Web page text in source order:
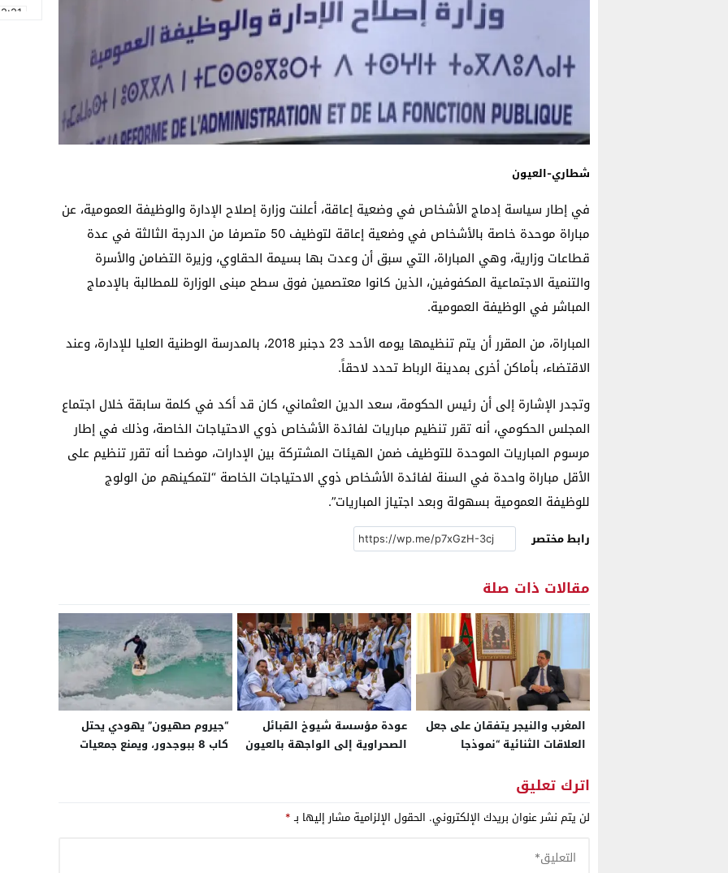
شطاري-العيون
في إطار سياسة إدماج الأشخاص في وضعية إعاقة، أعلنت وزارة إصلاح الإدارة والوظيفة العمومية، عن
مباراة موحدة خاصة بالأشخاص في وضعية إعاقة لتوظيف 50 متصرفا من الدرجة الثالثة في عدة
قطاعات وزارية، وهي المباراة، التي سبق أن وعدت بها بسيمة الحقاوي، وزيرة التضامن والأسرة
والتنمية الاجتماعية المكفوفين، الذين كانوا معتصمين فوق سطح مبنى الوزارة للمطالبة بالإدماج
المباشر في الوظيفة العمومية.
المباراة، من المقرر أن يتم تنظيمها يومه الأحد 23 دجنبر 2018، بالمدرسة الوطنية العليا للإدارة، وعند
الاقتضاء، بأماكن أخرى بمدينة الرباط تحدد لاحقاً.
وتجدر الإشارة إلى أن رئيس الحكومة، سعد الدين العثماني، كان قد أكد في كلمة سابقة خلال اجتماع
المجلس الحكومي، أنه تقرر تنظيم مباريات لفائدة الأشخاص ذوي الاحتياجات الخاصة، وذلك في إطار
مرسوم المباريات الموحدة للتوظيف ضمن الهيئات المشتركة بين الإدارات، موضحا أنه تقرر تنظيم على
الأقل مباراة واحدة في السنة لفائدة الأشخاص ذوي الاحتياجات الخاصة “لتمكينهم من الولوج
للوظيفة العمومية بسهولة وبعد اجتياز المباريات”.
رابط مختصر
مقالات ذات صلة
المغرب والنيجر يتفقان على جعل
العلاقات الثنائية “نموذجا
عودة مؤسسة شيوخ القبائل
الصحراوية إلى الواجهة بالعيون
“جيروم صهيون” يهودي يحتل
كاب 8 ببوجدور، ويمنع جمعيات
اترك تعليق
لن يتم نشر عنوان بريدك الإلكتروني. الحقول الإلزامية مشار إليها بـ*